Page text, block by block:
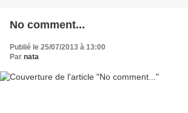
No comment...
Publié le 25/07/2013 à 13:00
Par nata